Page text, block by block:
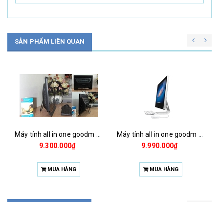
SẢN PHẨM LIÊN QUAN
9.300.000₫
MUA HÀNG
9.990.000₫
MUA HÀNG